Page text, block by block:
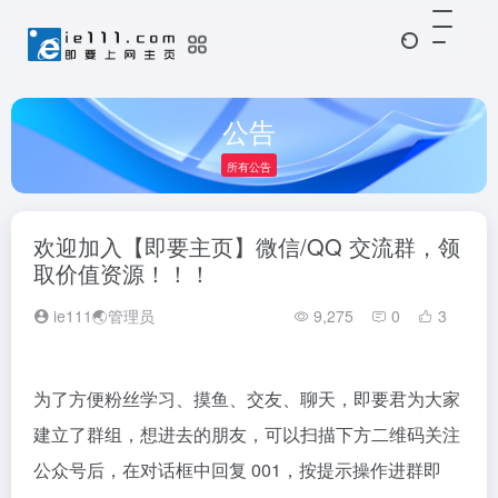
公告
所有公告
欢迎加入【即要主页】微信/QQ 交流群，领
取价值资源！！！
ie111🌏管理员 9,275 0 3
为了方便粉丝学习、摸鱼、交友、聊天，即要君为大家
建立了群组，想进去的朋友，可以扫描下方二维码关注
公众号后，在对话框中回复 001，按提示操作进群即